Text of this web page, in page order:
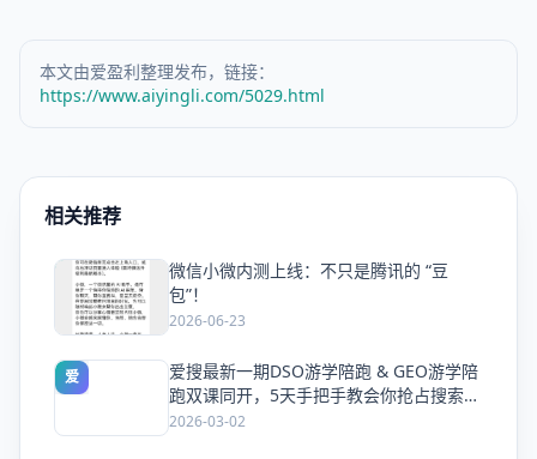
本文由爱盈利整理发布，链接：
https://www.aiyingli.com/5029.html
相关推荐
爱
微信小微内测上线：不只是腾讯的 “豆
包”！
2026-06-23
爱
爱搜最新一期DSO游学陪跑 & GEO游学陪
跑双课同开，5天手把手教会你抢占搜索流
量
2026-03-02